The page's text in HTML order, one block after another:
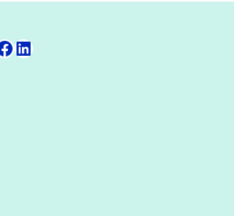
LinkedIn